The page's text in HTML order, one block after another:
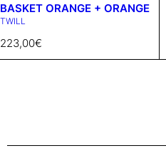
BASKET ORANGE + ORANGE
TWILL
223,00€